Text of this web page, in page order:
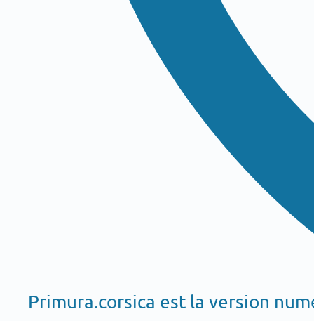
Primura.corsica est la version